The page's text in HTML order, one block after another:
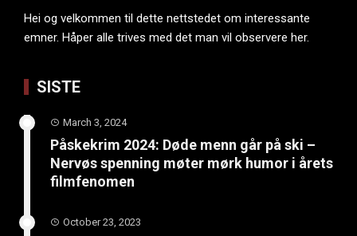
Hei og velkommen til dette nettstedet om interessante
emner. Håper alle trives med det man vil observere her.
SISTE
March 3, 2024
Påskekrim 2024: Døde menn går på ski –
Nervøs spenning møter mørk humor i årets
filmfenomen
October 23, 2023